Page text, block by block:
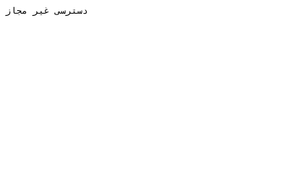
دسترسی غیر مجاز